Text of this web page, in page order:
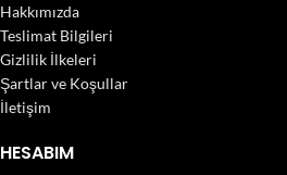
Hakkımızda
Teslimat Bilgileri
Gizlilik İlkeleri
Şartlar ve Koşullar
İletişim
HESABIM